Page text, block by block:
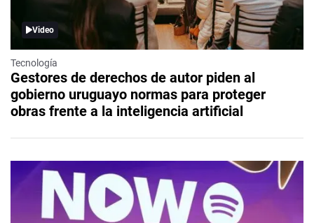
Video
Tecnología
Gestores de derechos de autor piden al
gobierno uruguayo normas para proteger
obras frente a la inteligencia artificial